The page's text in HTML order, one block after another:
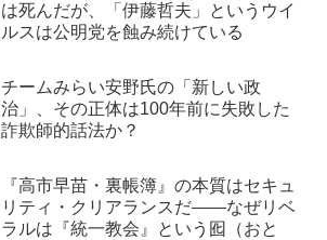
は死んだが、「伊藤哲夫」というウイ
ルスは公明党を蝕み続けている
チームみらい安野氏の「新しい政
治」、その正体は100年前に失敗した
詐欺師的話法か？
『高市早苗・裏帳簿』の本質はセキュ
リティ・クリアランスだ――なぜリベ
ラルは『統一教会』という囮（おと